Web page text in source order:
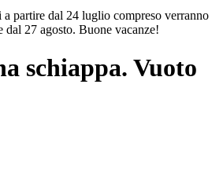
partire dal 24 luglio compreso verranno
dal 27 agosto. Buone vacanze!
schiappa. Vuoto